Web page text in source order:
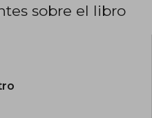
sobre el libro